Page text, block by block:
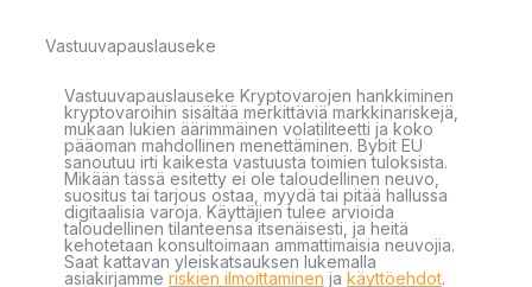
Vastuuvapauslauseke
Vastuuvapauslauseke Kryptovarojen hankkiminen
kryptovaroihin sisältää merkittäviä markkinariskejä,
mukaan lukien äärimmäinen volatiliteetti ja koko
pääoman mahdollinen menettäminen. Bybit EU
sanoutuu irti kaikesta vastuusta toimien tuloksista.
Mikään tässä esitetty ei ole taloudellinen neuvo,
suositus tai tarjous ostaa, myydä tai pitää hallussa
digitaalisia varoja. Käyttäjien tulee arvioida
taloudellinen tilanteensa itsenäisesti, ja heitä
kehotetaan konsultoimaan ammattimaisia neuvojia.
Saat kattavan yleiskatsauksen lukemalla
asiakirjamme riskien ilmoittaminen ja käyttöehdot.